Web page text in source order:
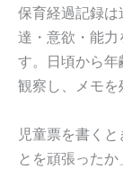
保育経過記録
達・意欲・能
す。日頃から
観察し、メモを
児童票を書く
とを頑張った